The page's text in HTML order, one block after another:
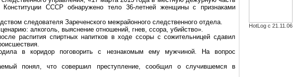
СССР обнаружено тело 36-летней женщины с признаками
следователя Зареченского межрайонного следственного отдела.
алкоголь, выяснение отношений, гнев, ссора, убийство».
распития спиртных напитков в ходе ссоры с сожительницей сдавил
в коридор поговорить с незнакомым ему мужчиной. На вопрос
понял, что совершил преступление, сообщил о случившемся в
HotLog с 21.11.06